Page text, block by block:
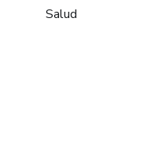
Salud